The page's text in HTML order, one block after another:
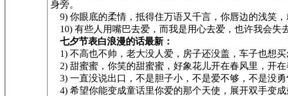
身旁。
9) 你眼底的柔情，抵得住万语又千言，你唇边的浅笑
10) 有些人用嘴巴去爱，而我是用心去爱，也许我会失
七夕节表白浪漫的话最新：
1) 不高也不帅，老大没人爱，房子还没盖，车子也想
2) 甜蜜蜜，你笑的甜蜜蜜，好象花儿开在春风里，开
3) 一直没说出口，不是胆子小，不是爱不够，不是没
4) 希望你能变成童话里你爱的那个天使，展开双手变成